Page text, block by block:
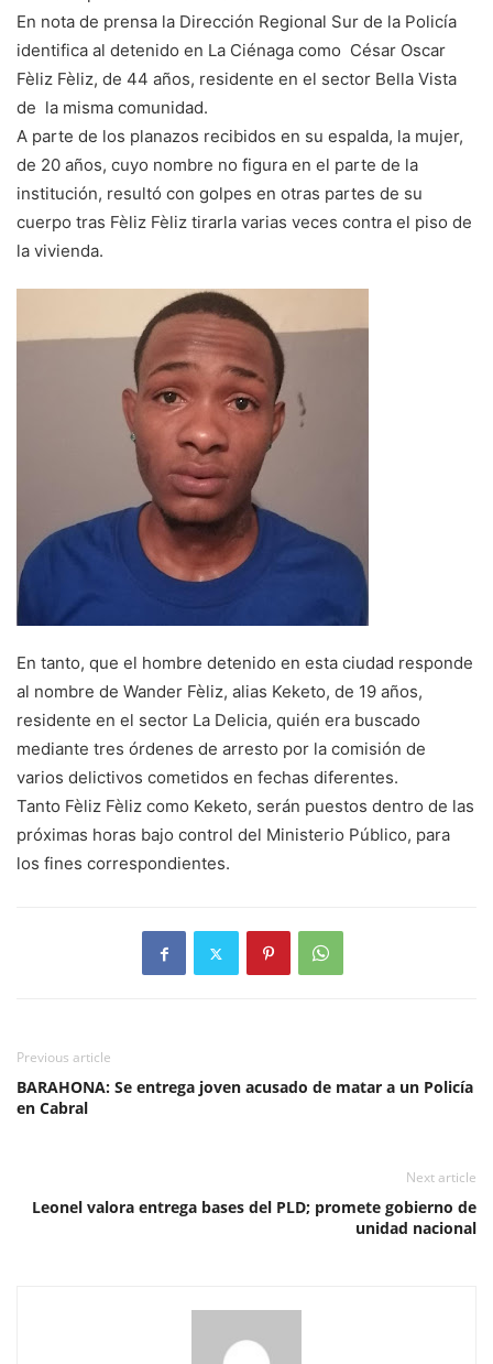
En nota de prensa la Dirección Regional Sur de la Policía
identifica al detenido en La Ciénaga como César Oscar
Fèliz Fèliz, de 44 años, residente en el sector Bella Vista
de la misma comunidad.
A parte de los planazos recibidos en su espalda, la mujer,
de 20 años, cuyo nombre no figura en el parte de la
institución, resultó con golpes en otras partes de su
cuerpo tras Fèliz Fèliz tirarla varias veces contra el piso de
la vivienda.
En tanto, que el hombre detenido en esta ciudad responde
al nombre de Wander Fèliz, alias Keketo, de 19 años,
residente en el sector La Delicia, quién era buscado
mediante tres órdenes de arresto por la comisión de
varios delictivos cometidos en fechas diferentes.
Tanto Fèliz Fèliz como Keketo, serán puestos dentro de las
próximas horas bajo control del Ministerio Público, para
los fines correspondientes.
Previous article
BARAHONA: Se entrega joven acusado de matar a un Policía
en Cabral
Next article
Leonel valora entrega bases del PLD; promete gobierno de
unidad nacional